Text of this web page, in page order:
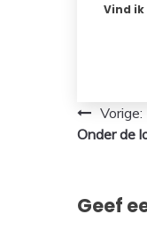
Vind ik
Bericht
Vorige:
Onder de
Geef